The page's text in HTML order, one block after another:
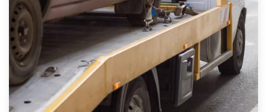
Wij kunnen u helpen met de inkoop van auto's van
eigenlijk alle merken, zoals Alfa Romeo, Audi, BMW,
Chevrolet, Citroën, Dacia, Fiat, Ford, Honda, Hyundai,
Kia, Mazda, Mercedes Benz, Mitsubishi, Nissan, Opel,
Peugeot, Porsche, Renault, Seat, Skoda, Suzuki, Tesla,
Toyota, Volkswagen en Volvo.